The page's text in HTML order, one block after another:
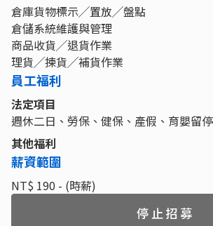
倉庫貨物標示╱置放╱盤點
倉儲系統維護與管理
商品收貨╱退貨作業
理貨╱揀貨╱補貨作業
員工福利
法定項目
週休二日、勞保、健保、產假、育嬰留停
其他福利
薪資範圍
NT$ 190 - (時薪)
停止招募